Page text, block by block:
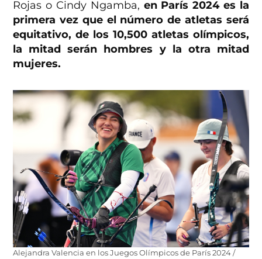
Rojas o Cindy Ngamba, en París 2024 es la
primera vez que el número de atletas será
equitativo, de los 10,500 atletas olímpicos,
la mitad serán hombres y la otra mitad
mujeres.
Alejandra Valencia en los Juegos Olímpicos de París 2024 /